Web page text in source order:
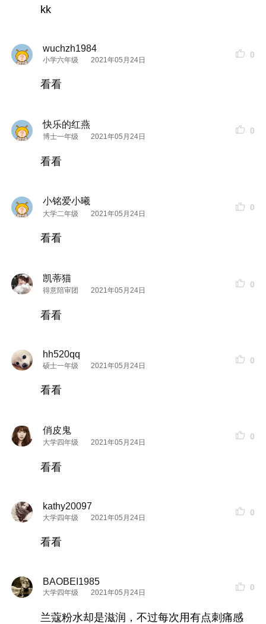
精华水，还叫牛奶水，可以说是外号Z多的水啦！
主要成分:
起绒草-增强肌肤活力
测评感受：
如果你要查看本帖隐藏内容请回复
是我觉得一年四季都可用的一款产品。
主要成分：
kk
wuchzh1984
小学六年级 2021年05月24日
0
看看
快乐的红燕
博士一年级 2021年05月24日
0
看看
小铭爱小曦
大学二年级 2021年05月24日
0
看看
凯蒂猫
得意陪审团 2021年05月24日
0
看看
hh520qq
硕士一年级 2021年05月24日
0
看看
俏皮鬼
大学四年级 2021年05月24日
0
看看
kathy20097
大学四年级 2021年05月24日
0
看看
BAOBEI1985
大学四年级 2021年05月24日
0
兰蔻粉水却是滋润，不过每次用有点刺痛感